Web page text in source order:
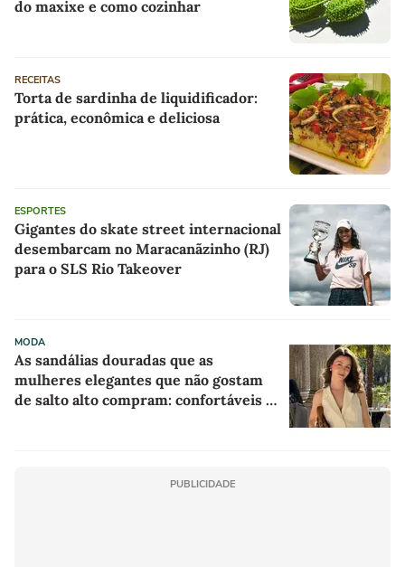
do maxixe e como cozinhar
RECEITAS
Torta de sardinha de liquidificador:
prática, econômica e deliciosa
ESPORTES
Gigantes do skate street internacional
desembarcam no Maracanãzinho (RJ)
para o SLS Rio Takeover
MODA
As sandálias douradas que as
mulheres elegantes que não gostam
de salto alto compram: confortáveis e
PUBLICIDADE